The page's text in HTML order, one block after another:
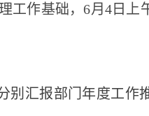
工作基础， 6月4日上
别汇报部门年度工作